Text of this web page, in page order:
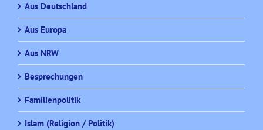
Aus Deutschland
Aus Europa
Aus NRW
Besprechungen
Familienpolitik
Islam (Religion / Politik)